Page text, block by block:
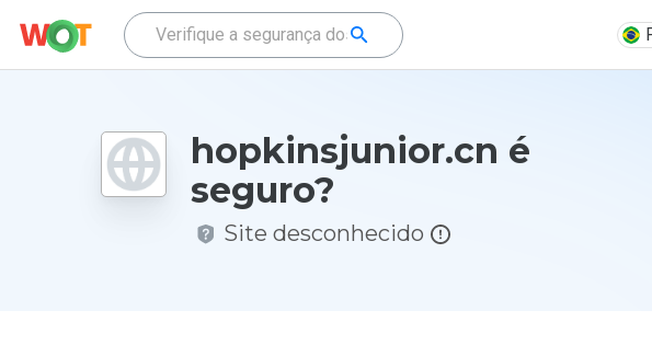
hopkinsjunior.cn é
seguro?
Site desconhecido